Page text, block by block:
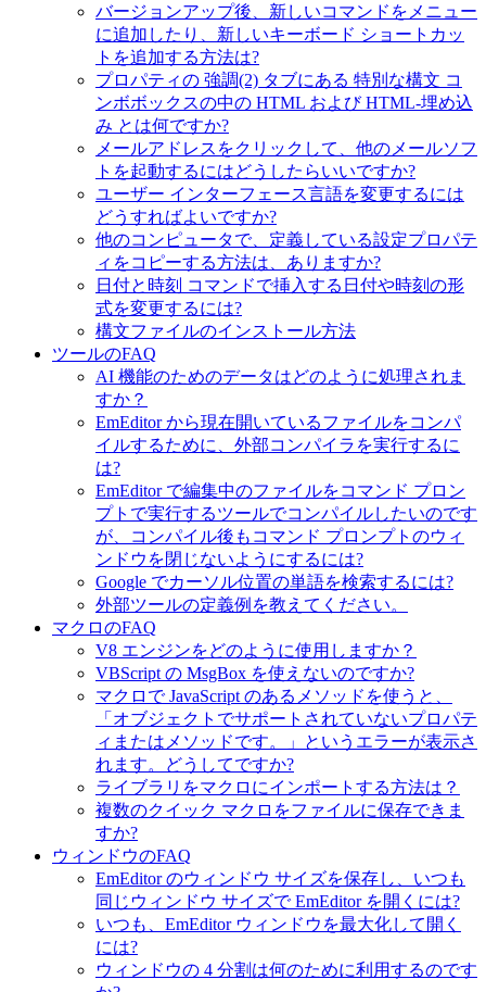
バージョンアップ後、新しいコマンドをメニュー
に追加したり、新しいキーボード ショートカッ
トを追加する方法は?
プロパティの 強調(2) タブにある 特別な構文 コ
ンボボックスの中の HTML および HTML-埋め込
み とは何ですか?
メールアドレスをクリックして、他のメールソフ
トを起動するにはどうしたらいいですか?
ユーザー インターフェース言語を変更するには
どうすればよいですか?
他のコンピュータで、定義している設定プロパテ
ィをコピーする方法は、ありますか?
日付と時刻 コマンドで挿入する日付や時刻の形
式を変更するには?
構文ファイルのインストール方法
ツールのFAQ
AI 機能のためのデータはどのように処理されま
すか？
EmEditor から現在開いているファイルをコンパ
イルするために、外部コンパイラを実行するに
は?
EmEditor で編集中のファイルをコマンド プロン
プトで実行するツールでコンパイルしたいのです
が、コンパイル後もコマンド プロンプトのウィ
ンドウを閉じないようにするには?
Google でカーソル位置の単語を検索するには?
外部ツールの定義例を教えてください。
マクロのFAQ
V8 エンジンをどのように使用しますか？
VBScript の MsgBox を使えないのですか?
マクロで JavaScript のあるメソッドを使うと、
「オブジェクトでサポートされていないプロパテ
ィまたはメソッドです。」というエラーが表示さ
れます。どうしてですか?
ライブラリをマクロにインポートする方法は？
複数のクイック マクロをファイルに保存できま
すか?
ウィンドウのFAQ
EmEditor のウィンドウ サイズを保存し、いつも
同じウィンドウ サイズで EmEditor を開くには?
いつも、EmEditor ウィンドウを最大化して開く
には?
ウィンドウの 4 分割は何のために利用するのです